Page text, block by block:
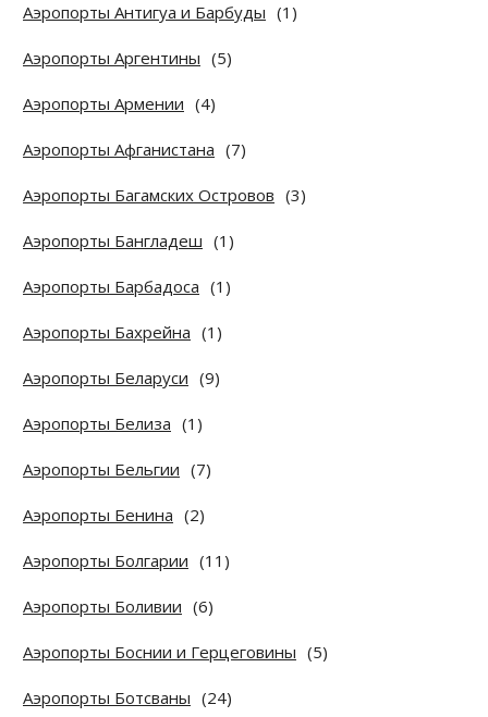
Аэропорты Антигуа и Барбуды (1)
Аэропорты Аргентины (5)
Аэропорты Армении (4)
Аэропорты Афганистана (7)
Аэропорты Багамских Островов (3)
Аэропорты Бангладеш (1)
Аэропорты Барбадоса (1)
Аэропорты Бахрейна (1)
Аэропорты Беларуси (9)
Аэропорты Белиза (1)
Аэропорты Бельгии (7)
Аэропорты Бенина (2)
Аэропорты Болгарии (11)
Аэропорты Боливии (6)
Аэропорты Боснии и Герцеговины (5)
Аэропорты Ботсваны (24)